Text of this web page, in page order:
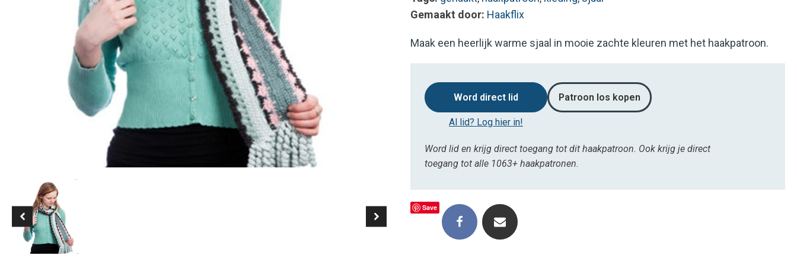
Gemaakt door: Haakflix
Maak een heerlijk warme sjaal in mooie zachte kleuren met het haakpatroon.
Word direct lid
Al lid? Log hier in!
Patroon los kopen
Word lid en krijg direct toegang tot dit haakpatroon. Ook krijg je direct
toegang tot alle 1063+ haakpatronen.
Save